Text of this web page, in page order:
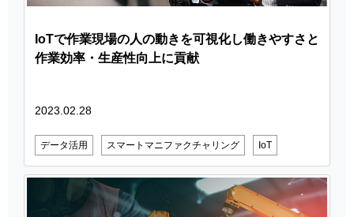
IoTで作業現場の人の動きを可視化し働きやすさと
作業効率・生産性向上に貢献
2023.02.28
データ活用 スマートマニファクチャリング IoT